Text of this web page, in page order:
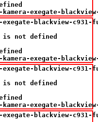
exegate-
blackview-c931-
is not defined
exegate-
blackview-c931-
is not defined
exegate-
blackview-c931-